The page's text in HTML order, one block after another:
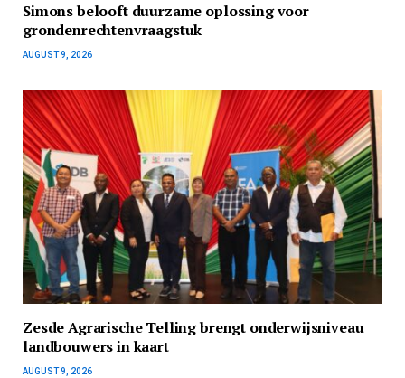
Simons belooft duurzame oplossing voor
grondenrechtenvraagstuk
AUGUST 9, 2026
Zesde Agrarische Telling brengt onderwijsniveau
landbouwers in kaart
AUGUST 9, 2026